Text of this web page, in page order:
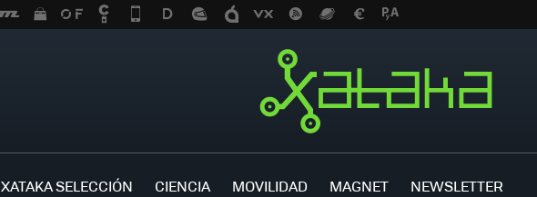
XATAKA SELECCIÓN CIENCIA MOVILIDAD MAGNET NEWSLETTER